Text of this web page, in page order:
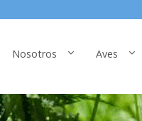
Nosotros Aves